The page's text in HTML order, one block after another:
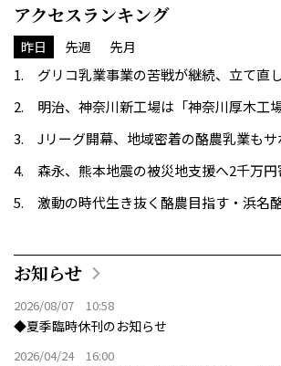
アクセスランキング
昨日 先週 先月
グリコ乳業事業の苦戦が継続、立て直
明治、神奈川新工場は「神奈川厚木工
Jリーグ開幕、地域密着の酪農乳業もサ
森永、熊本地震の被災地支援へ2千万円
激動の時代生き抜く酪農目指す・浜名
お知らせ
2026/08/07 10:58
◆夏季臨時休刊のお知らせ
2026/04/24 16:00